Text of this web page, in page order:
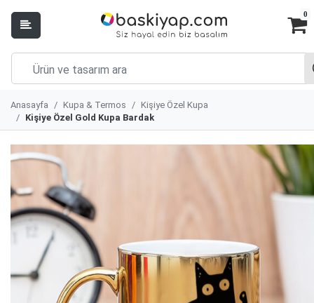
0
Anasayfa Kupa & Termos
Kişiye Özel Kupa
Kişiye Özel Gold Kupa Bardak